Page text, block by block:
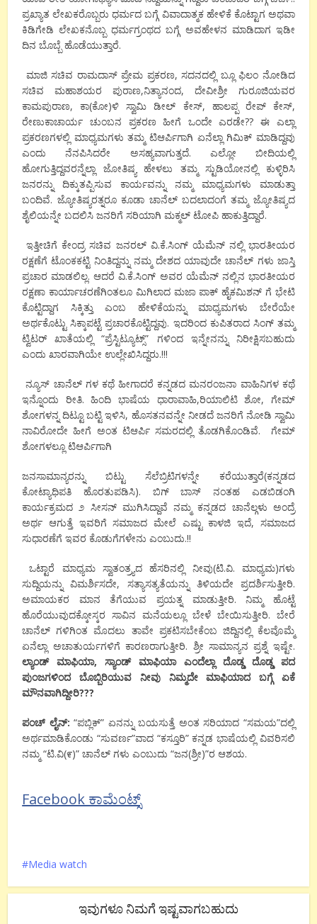
ಪ್ರಖ್ಯಾತ ಲೇಖಕರೊಬ್ಬರು ಧರ್ಮದ ಬಗ್ಗೆ ವಿವಾದಾತ್ಮಕ ಹೇಳಿಕೆ ಕೊಟ್ಟಾಗ ಅಥವಾ
ಕಿಡಿಗೇಡಿ ಲೇಖಕನೊಬ್ಬ ಧರ್ಮಗ್ರಂಥದ ಬಗ್ಗೆ ಅವಹೇಳನ ಮಾಡಿದಾಗ ಇಡೀ
ದಿನ ಬೊಬ್ಬೆ ಹೊಡೆಯುತ್ತಾರೆ.
ಮಾಜಿ ಸಚಿವ ರಾಮದಾಸ್ ಪ್ರೇಮ ಪ್ರಕರಣ, ಸದನದಲ್ಲಿ ಬ್ಲೂ ಫಿಲಂ ನೋಡಿದ
ಸಚಿವ ಮಹಾಶಯರ ಪುರಾಣ,ನಿತ್ಯಾನಂದ, ದೇವೀಶ್ರೀ ಗುರೂಜಿಯವರ
ಕಾಮಪುರಾಣ, ಕಾ(ಕೋ)ಳಿ ಸ್ವಾಮಿ ಡೀಲ್ ಕೇಸ್, ಹಾಲಪ್ಪ ರೇಪ್ ಕೇಸ್,
ರೇಣುಕಾಚಾರ್ಯ ಚುಂಬನ ಪ್ರಕರಣ ಹೀಗೆ ಒಂದೇ ಎರಡೇ?? ಈ ಎಲ್ಲಾ
ಪ್ರಕರಣಗಳಲ್ಲಿ ಮಾಧ್ಯಮಗಳು ತಮ್ಮ ಟಿಆರ್ಪಿಗಾಗಿ ಏನೆಲ್ಲಾ ಗಿಮಿಕ್ ಮಾಡಿದ್ದವು
ಎಂದು ನೆನಪಿಸಿದರೇ ಅಸಹ್ಯವಾಗುತ್ತದೆ. ಎಲ್ಲೋ ಬೀದಿಯಲ್ಲಿ
ಹೋಗುತ್ತಿದ್ದವರನ್ನೆಲ್ಲಾ ಜೋತಿಷ್ಯ ಹೇಳಲು ತಮ್ಮ ಸ್ಟುಡಿಯೋನಲ್ಲಿ ಕುಳ್ಳಿರಿಸಿ
ಜನರನ್ನು ದಿಕ್ಕುತಪ್ಪಿಸುವ ಕಾರ್ಯವನ್ನು ನಮ್ಮ ಮಾಧ್ಯಮಗಳು ಮಾಡುತ್ತಾ
ಬಂದಿವೆ. ಜ್ಯೋತಿಷ್ಯರತ್ನರೂ ಕೂಡಾ ಚಾನೆಲ್ ಬದಲಾದಂಗೆ ತಮ್ಮ ಜ್ಯೋತಿಷ್ಯದ
ಶೈಲಿಯನ್ನೇ ಬದಲಿಸಿ ಜನರಿಗೆ ಸರಿಯಾಗಿ ಮಕ್ಮಲ್ ಟೋಪಿ ಹಾಕುತ್ತಿದ್ದಾರೆ.
ಇತ್ತೀಚಿಗೆ ಕೇಂದ್ರ ಸಚಿವ ಜನರಲ್ ವಿ.ಕೆ.ಸಿಂಗ್ ಯೆಮೆನ್ ನಲ್ಲಿ ಭಾರತೀಯರ
ರಕ್ಷಣೆಗೆ ಟೊಂಕಕಟ್ಟಿ ನಿಂತಿದ್ದನ್ನು ನಮ್ಮ ದೇಶದ ಯಾವುದೇ ಚಾನೆಲ್ ಗಳು ಜಾಸ್ತಿ
ಪ್ರಚಾರ ಮಾಡಲಿಲ್ಲ. ಆದರೆ ವಿ.ಕೆ.ಸಿಂಗ್ ಅವರ ಯೆಮೆನ್ ನಲ್ಲಿನ ಭಾರತೀಯರ
ರಕ್ಷಣಾ ಕಾರ್ಯಾಚರಣೆಗಿಂತಲೂ ಮಿಗಿಲಾದ ಮಜಾ ಪಾಕ್ ಹೈಕಮಿಶನ್ ಗೆ ಭೇಟಿ
ಕೊಟ್ಟಿದ್ದಾಗ ಸಿಕ್ಕಿತ್ತು ಎಂಬ ಹೇಳಿಕೆಯನ್ನು ಮಾಧ್ಯಮಗಳು ಬೇರೆಯೇ
ಅರ್ಥಕೊಟ್ಟು ಸಿಕ್ಕಾಪಟ್ಟೆ ಪ್ರಚಾರಕೊಟ್ಟಿದ್ದವು. ಇದರಿಂದ ಕುಪಿತರಾದ ಸಿಂಗ್ ತಮ್ಮ
ಟ್ವಿಟರ್ ಖಾತೆಯಲ್ಲಿ “ಪ್ರೆಸ್ಟಿಟ್ಯೂಟ್ಸ್” ಗಳಿಂದ ಇನ್ನೇನನ್ನು ನಿರೀಕ್ಷಿಸಬಹುದು
ಎಂದು ಖಾರವಾಗಿಯೇ ಉಲ್ಲೇಖಿಸಿದ್ದರು.!!!
ನ್ಯೂಸ್ ಚಾನೆಲ್ ಗಳ ಕಥೆ ಹೀಗಾದರೆ ಕನ್ನಡದ ಮನರಂಜನಾ ವಾಹಿನಿಗಳ ಕಥೆ
ಇನ್ನೊಂದು ರೀತಿ. ಹಿಂದಿ ಭಾಷೆಯ ಧಾರಾವಾಹಿ,ರಿಯಾಲಿಟಿ ಶೋ, ಗೇಮ್
ಶೋಗಳನ್ನ ದಿಟ್ಟೂ ಬಟ್ಟಿ ಇಳಿಸಿ, ಹೊಸತನವನ್ನೇ ನೀಡದೆ ಜನರಿಗೆ ನೋಡಿ ಸ್ವಾಮಿ
ನಾವಿರೋದೇ ಹೀಗೆ ಅಂತ ಟಿಆರ್ಪಿ ಸಮರದಲ್ಲಿ ತೊಡಗಿಕೊಂಡಿವೆ. ಗೇಮ್
ಶೋಗಳಲ್ಲೂ ಟಿಆರ್ಪಿಗಾಗಿ
ಜನಸಾಮಾನ್ಯರನ್ನು ಬಿಟ್ಟು ಸೆಲೆಬ್ರಿಟಿಗಳನ್ನೇ ಕರೆಯುತ್ತಾರೆ(ಕನ್ನಡದ
ಕೋಟ್ಯಾಧಿಪತಿ ಹೊರತುಪಡಿಸಿ). ಬಿಗ್ ಬಾಸ್ ನಂತಹ ಎಡಬಿಡಂಗಿ
ಕಾರ್ಯಕ್ರಮದ ೨ ಸೀಸನ್ ಮುಗಿಸಿದ್ದಾವೆ ನಮ್ಮ ಕನ್ನಡದ ಚಾನೆಲ್ಗಳು ಅಂದ್ರೆ
ಅರ್ಥ ಆಗುತ್ತೆ ಇವರಿಗೆ ಸಮಾಜದ ಮೇಲೆ ಎಷ್ಟು ಕಾಳಜಿ ಇದೆ, ಸಮಾಜದ
ಸುಧಾರಣೆಗೆ ಇವರ ಕೊಡುಗೆಗಳೇನು ಎಂಬುದು.!!
ಒಟ್ಟಾರೆ ಮಾಧ್ಯಮ ಸ್ವಾತಂತ್ರ್ಯದ ಹೆಸರಿನಲ್ಲಿ ನೀವು(ಟಿ.ವಿ. ಮಾಧ್ಯಮ)ಗಳು
ಸುದ್ದಿಯನ್ನು ವಿಮರ್ಶಿಸದೇ, ಸತ್ಯಾಸತ್ಯತೆಯನ್ನು ತಿಳಿಯದೇ ಪ್ರದರ್ಶಿಸುತ್ತೀರಿ.
ಅಮಾಯಕರ ಮಾನ ತೆಗೆಯುವ ಪ್ರಯತ್ನ ಮಾಡುತ್ತೀರಿ. ನಿಮ್ಮ ಹೊಟ್ಟೆ
ಹೊರೆಯುವುದಕ್ಕೋಸ್ಕರ ಸಾವಿನ ಮನೆಯಲ್ಲೂ ಬೇಳೆ ಬೇಯಿಸುತ್ತೀರಿ. ಬೇರೆ
ಚಾನೆಲ್ ಗಳಿಗಿಂತ ಮೊದಲು ತಾವೇ ಪ್ರಕಟಿಸಬೇಕೆಂಬ ಜಿದ್ದಿನಲ್ಲಿ ಕೆಲವೊಮ್ಮೆ
ಏನೆಲ್ಲಾ ಅಚಾತುರ್ಯಗಳಿಗೆ ಕಾರಣರಾಗುತ್ತೀರಿ. ಶ್ರೀ ಸಾಮಾನ್ಯನ ಪ್ರಶ್ನೆ ಇಷ್ಟೇ.
ಲ್ಯಾಂಡ್ ಮಾಫಿಯಾ,ಸ್ಯಾಂಡ್ ಮಾಫಿಯಾ ಎಂದೆಲ್ಲಾ ದೊಡ್ಡ ದೊಡ್ಡ ಪದ
ಪುಂಜಗಳಿಂದ
ಬೊಬ್ಬಿರಿಯುವ ನೀವು ನಿಮ್ಮದೇ ಮಾಫಿಯಾದ ಬಗ್ಗೆ
ಏಕೆ
ಮೌನವಾಗಿದ್ದೀರಿ???
ಪಂಚ್ ಲೈನ್: “ಪಬ್ಲಿಕ್” ಏನನ್ನು ಬಯಸುತ್ತೆ ಅಂತ ಸರಿಯಾದ “ಸಮಯ”ದಲ್ಲಿ
ಅರ್ಥಮಾಡಿಕೊಂಡು “ಸುವರ್ಣ”ವಾದ “ಕಸ್ತೂರಿ” ಕನ್ನಡ ಭಾಷೆಯಲ್ಲಿ ವಿವರಿಸಲಿ
ನಮ್ಮ “ಟಿ.ವಿ(೯)” ಚಾನೆಲ್ ಗಳು ಎಂಬುದು “ಜನ(ಶ್ರೀ)”ರ ಆಶಯ.
Facebook ಕಾಮೆಂಟ್ಸ್
Media watch
ಇವುಗಳೂ ನಿಮಗೆ ಇಷ್ಟವಾಗಬಹುದು